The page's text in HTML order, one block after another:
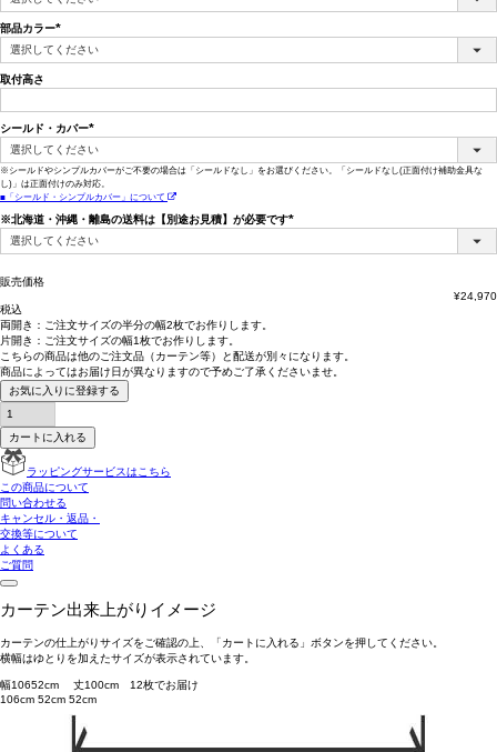
須)
部品カラー
(必
須)
取付高さ
シールド・カバー
(必
※シールドやシンプルカバーがご不要の場合は「シールドなし」をお選びください。「シールドなし(正面付け補助金具な
し)」は正面付けのみ対応。
■「シールド・シンプルカバー」について
※北海道・沖縄・離島の送料は【別途お見積】が必要です
販売価格
¥24,970
税込
両開き： ご注文サイズの半分の幅2枚でお作りします。
片開き： ご注文サイズの幅1枚でお作りします。
こちらの商品は他のご注文品（カーテン等）と配送が別々 になります。
商品によってはお届け日が異なりますので予めご了承くださいませ。
お気に入りに登録する
カートに入れる
ラッピングサービスはこちら
この商品について
問い合わせる
キャンセル・返品・
交換等について
よくある
ご質問
カーテン出来上がりイメージ
カーテンの仕上がりサイズをご確認の上、「カートに入れる」ボタンを押してください。
横幅はゆとりを加えたサイズが表示されています。
幅10652cm 丈100cm 12枚でお届け
106cm 52cm 52cm